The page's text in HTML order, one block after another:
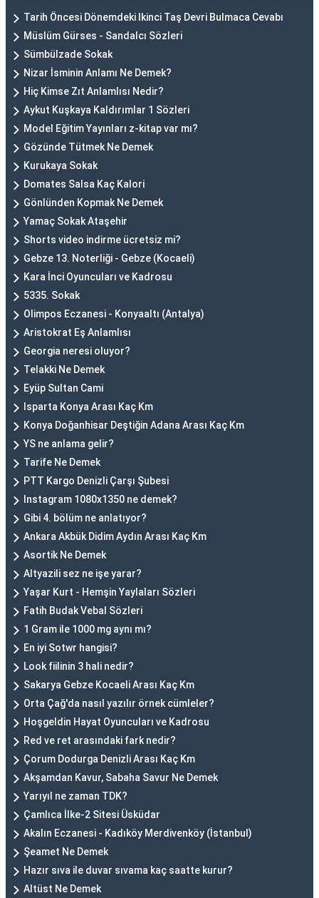
Tarih Öncesi Dönemdeki Ikinci Taş Devri Bulmaca Cevabı
Müslüm Gürses - Sandalcı Sözleri
Sümbülzade Sokak
Nizar İsminin Anlamı Ne Demek?
Hiç Kimse Zıt Anlamlısı Nedir?
Aykut Kuşkaya Kaldırımlar 1 Sözleri
Model Eğitim Yayınları z-kitap var mı?
Gözünde Tütmek Ne Demek
Kurukaya Sokak
Domates Salsa Kaç Kalori
Gönlünden Kopmak Ne Demek
Yamaç Sokak Ataşehir
Shorts video indirme ücretsiz mi?
Gebze 13. Noterliği - Gebze (Kocaeli)
Kara İnci Oyuncuları ve Kadrosu
5335. Sokak
Olimpos Eczanesi - Konyaaltı (Antalya)
Aristokrat Eş Anlamlısı
Georgia neresi oluyor?
Telakki Ne Demek
Eyüp Sultan Cami
Isparta Konya Arası Kaç Km
Konya Doğanhisar Deştiğin Adana Arası Kaç Km
YS ne anlama gelir?
Tarife Ne Demek
PTT Kargo Denizli Çarşı Şubesi
Instagram 1080x1350 ne demek?
Gibi 4. bölüm ne anlatıyor?
Ankara Akbük Didim Aydın Arası Kaç Km
Asortik Ne Demek
Altyazili sez ne işe yarar?
Yaşar Kurt - Hemşin Yaylaları Sözleri
Fatih Budak Vebal Sözleri
1 Gram ile 1000 mg aynı mı?
En iyi Sotwr hangisi?
Look fiilinin 3 hali nedir?
Sakarya Gebze Kocaeli Arası Kaç Km
Orta Çağ'da nasıl yazılır örnek cümleler?
Hoşgeldin Hayat Oyuncuları ve Kadrosu
Red ve ret arasındaki fark nedir?
Çorum Dodurga Denizli Arası Kaç Km
Akşamdan Kavur, Sabaha Savur Ne Demek
Yarıyıl ne zaman TDK?
Çamlıca İlke-2 Sitesi Üsküdar
Akalın Eczanesi - Kadıköy Merdivenköy (İstanbul)
Şeamet Ne Demek
Hazır sıva ile duvar sıvama kaç saatte kurur?
Altüst Ne Demek